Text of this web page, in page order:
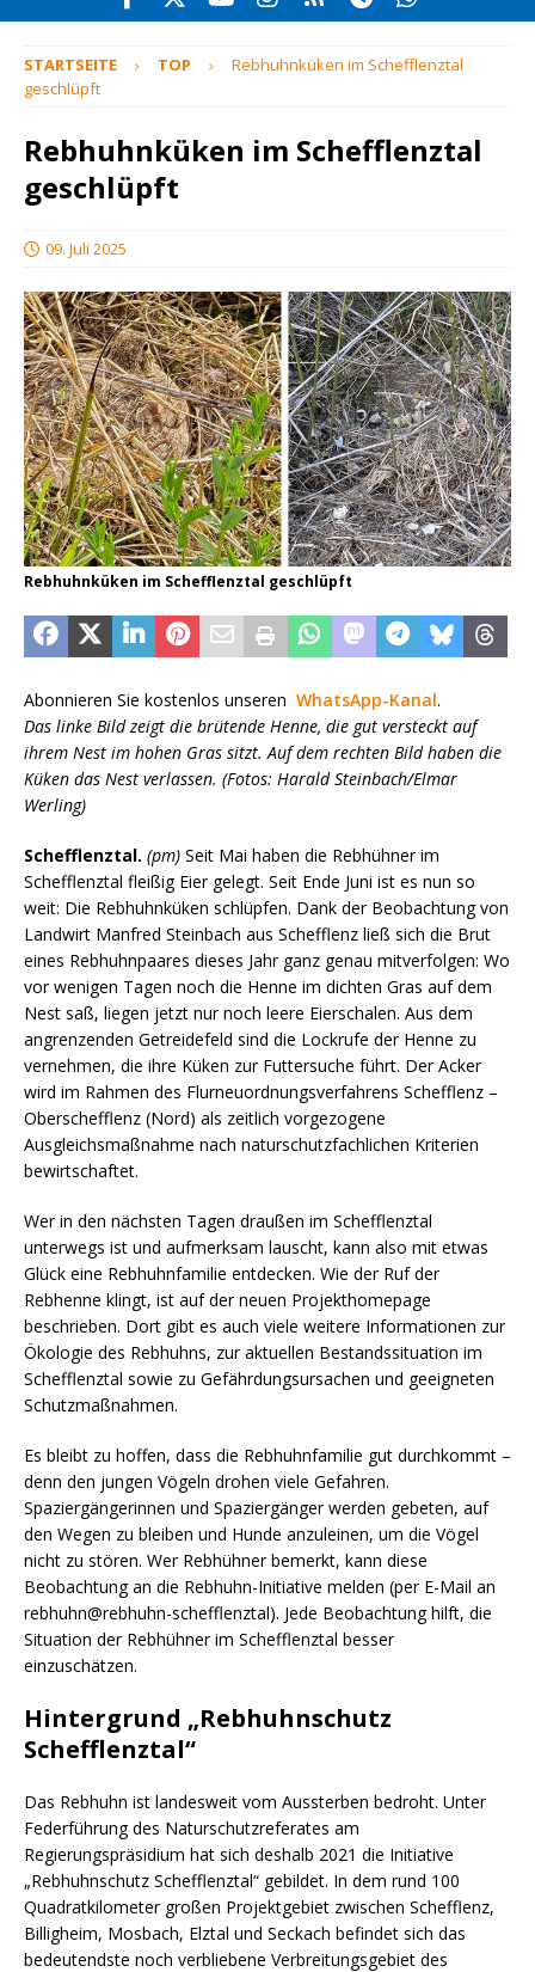
STARTSEITE TOP
Rebhuhnküken im Schefflenztal
geschlüpft
Rebhuhnküken im Schefflenztal
geschlüpft
09. Juli 2025
Rebhuhnküken im Schefflenztal geschlüpft
Abonnieren Sie kostenlos unseren WhatsApp-Kanal.
Das linke Bild zeigt die brütende Henne, die gut versteckt auf
ihrem Nest im hohen Gras sitzt. Auf dem rechten Bild haben die
Küken das Nest verlassen. (Fotos: Harald Steinbach/Elmar
Werling)
Schefflenztal. (pm) Seit Mai haben die Rebhühner im
Schefflenztal fleißig Eier gelegt. Seit Ende Juni ist es nun so
weit: Die Rebhuhnküken schlüpfen. Dank der Beobachtung von
Landwirt Manfred Steinbach aus Schefflenz ließ sich die Brut
eines Rebhuhnpaares dieses Jahr ganz genau mitverfolgen: Wo
vor wenigen Tagen noch die Henne im dichten Gras auf dem
Nest saß, liegen jetzt nur noch leere Eierschalen. Aus dem
angrenzenden Getreidefeld sind die Lockrufe der Henne zu
vernehmen, die ihre Küken zur Futtersuche führt. Der Acker
wird im Rahmen des Flurneuordnungsverfahrens Schefflenz –
Oberschefflenz (Nord) als zeitlich vorgezogene
Ausgleichsmaßnahme nach naturschutzfachlichen Kriterien
bewirtschaftet.
Wer in den nächsten Tagen draußen im Schefflenztal
unterwegs ist und aufmerksam lauscht, kann also mit etwas
Glück eine Rebhuhnfamilie entdecken. Wie der Ruf der
Rebhenne klingt, ist auf der neuen Projekthomepage
beschrieben. Dort gibt es auch viele weitere Informationen zur
Ökologie des Rebhuhns, zur aktuellen Bestandssituation im
Schefflenztal sowie zu Gefährdungsursachen und geeigneten
Schutzmaßnahmen.
Es bleibt zu hoffen, dass die Rebhuhnfamilie gut durchkommt –
denn den jungen Vögeln drohen viele Gefahren.
Spaziergängerinnen und Spaziergänger werden gebeten, auf
den Wegen zu bleiben und Hunde anzuleinen, um die Vögel
nicht zu stören. Wer Rebhühner bemerkt, kann diese
Beobachtung an die Rebhuhn-Initiative melden (per E-Mail an
rebhuhn@rebhuhn-schefflenztal). Jede Beobachtung hilft, die
Situation der Rebhühner im Schefflenztal besser
einzuschätzen.
Hintergrund „Rebhuhnschutz
Schefflenztal“
Das Rebhuhn ist landesweit vom Aussterben bedroht. Unter
Federführung des Naturschutzreferates am
Regierungspräsidium hat sich deshalb 2021 die Initiative
„Rebhuhnschutz Schefflenztal“ gebildet. In dem rund 100
Quadratkilometer großen Projektgebiet zwischen Schefflenz,
Billigheim, Mosbach, Elztal und Seckach befindet sich das
bedeutendste noch verbliebene Verbreitungsgebiet des